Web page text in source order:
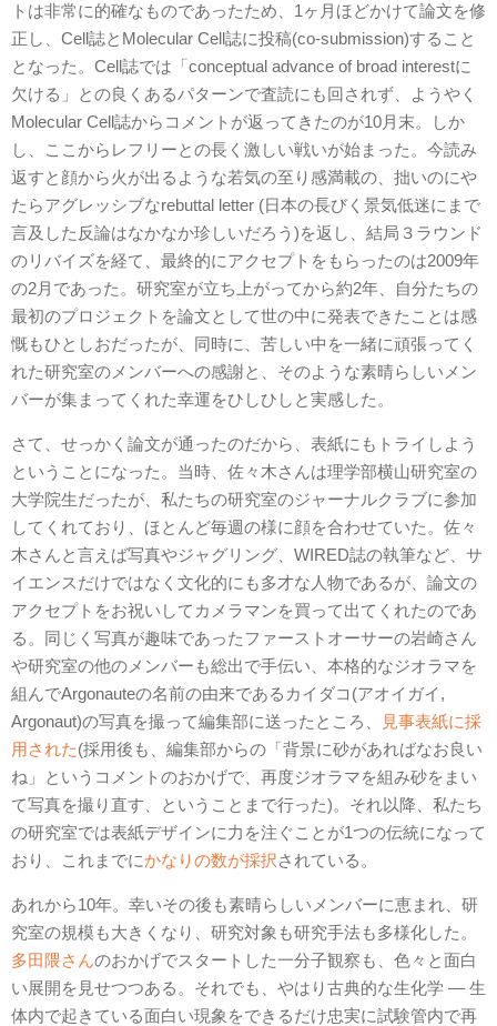
トは非常に的確なものであったため、1ヶ月ほどかけて論文を修
正し、Cell誌とMolecular Cell誌に投稿(co-submission)すること
となった。Cell誌では「conceptual advance of broad interestに
欠ける」との良くあるパターンで査読にも回されず、ようやく
Molecular Cell誌からコメントが返ってきたのが10月末。しか
し、ここからレフリーとの長く激しい戦いが始まった。今読み
返すと顔から火が出るような若気の至り感満載の、拙いのにや
たらアグレッシブなrebuttal letter (日本の長びく景気低迷にまで
言及した反論はなかなか珍しいだろう)を返し、結局３ラウンド
のリバイズを経て、最終的にアクセプトをもらったのは2009年
の2月であった。研究室が立ち上がってから約2年、自分たちの
最初のプロジェクトを論文として世の中に発表できたことは感
慨もひとしおだったが、同時に、苦しい中を一緒に頑張ってく
れた研究室のメンバーへの感謝と、そのような素晴らしいメン
バーが集まってくれた幸運をひしひしと実感した。
さて、せっかく論文が通ったのだから、表紙にもトライしよう
ということになった。当時、佐々木さんは理学部横山研究室の
大学院生だったが、私たちの研究室のジャーナルクラブに参加
してくれており、ほとんど毎週の様に顔を合わせていた。佐々
木さんと言えば写真やジャグリング、WIRED誌の執筆など、サ
イエンスだけではなく文化的にも多才な人物であるが、論文の
アクセプトをお祝いしてカメラマンを買って出てくれたのであ
る。同じく写真が趣味であったファーストオーサーの岩崎さん
や研究室の他のメンバーも総出で手伝い、本格的なジオラマを
組んでArgonauteの名前の由来であるカイダコ(アオイガイ,
Argonaut)の写真を撮って編集部に送ったところ、
見事表紙に採
用された(採用後も、編集部からの「背景に砂があればなお良い
ね」というコメントのおかげで、再度ジオラマを組み砂をまい
て写真を撮り直す、ということまで行った)。それ以降、私たち
の研究室では表紙デザインに力を注ぐことが1つの伝統になって
おり、これまでにかなりの数が採択されている。
あれから10年。幸いその後も素晴らしいメンバーに恵まれ、研
究室の規模も大きくなり、研究対象も研究手法も多様化した。
多田隈さんのおかげでスタートした一分子観察も、色々と面白
い展開を見せつつある。それでも、やはり古典的な生化学 ― 生
体内で起きている面白い現象をできるだけ忠実に試験管内で再